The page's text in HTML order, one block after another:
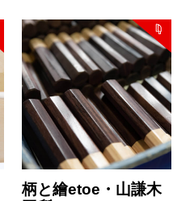
柄と繪etoe・山謙木